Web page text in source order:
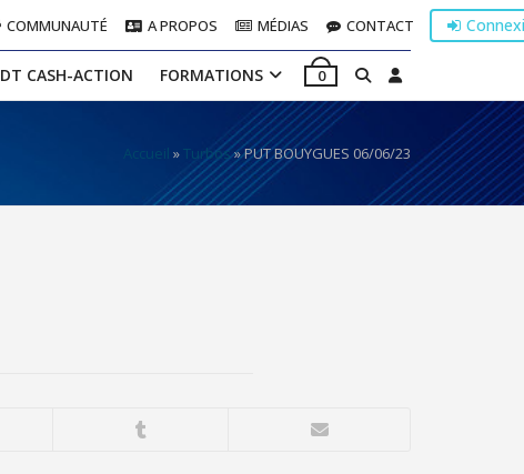
DT CASH-ACTION FORMATIONS 0
COMMUNAUTÉ A PROPOS MÉDIAS CONTACT
Accueil »Turbos»PUT BOUYGUES 06/06/23